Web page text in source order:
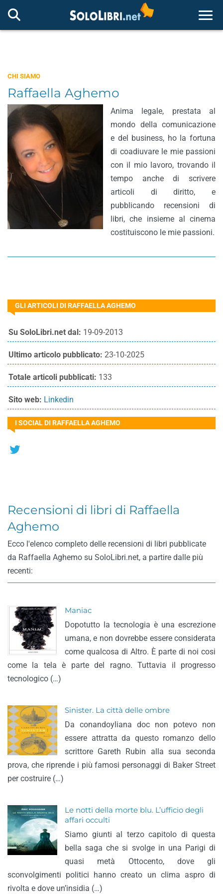
CHI SIAMO
Raffaella Aghemo
Anima legale, prestata al
mondo della comunicazione
e del business, ho la fortuna
di coadiuvare le mie passioni
con il mio lavoro, trovando il
tempo anche di scrivere
articoli di diritto, e
pubblicando recensioni di
libri, che insieme al cinema
costituiscono le mie passioni.
GLI ARTICOLI DI RAFFAELLA AGHEMO
Su SoloLibri.net dal: 19-09-2013
Ultimo articolo pubblicato: 23-10-2025
Totale articoli pubblicati: 133
Sito web: Linkedin
I SOCIAL DI RAFFAELLA AGHEMO
Recensioni di libri di Raffaella
Aghemo
Ecco l'elenco completo delle recensioni di libri pubblicate
da Raffaella Aghemo su SoloLibri.net, a partire dalle più
recenti:
Maniac
Dopotutto la tecnologia è una escrezione
umana, e non dovrebbe essere considerata
come qualcosa di Altro. È parte di noi cosi
come la tela è parte del ragno. Tuttavia il progresso
tecnologico (…)
Sinister. La città delle ombre
Da conandoyliana doc non potevo non
essere attratta da questo romanzo dello
scrittore Gareth Rubin alla sua seconda
prova, che riprende i più famosi personaggi di Baker Street
per costruire (…)
Le notti della morte blu. L’ufficio degli
affari occulti
Siamo giunti al terzo capitolo di questa
bella saga che si svolge in una Parigi di
quasi metà Ottocento, dove gli
sconvolgimenti politici hanno creato un clima aspro di
rivolta e dove un’insidia (…)